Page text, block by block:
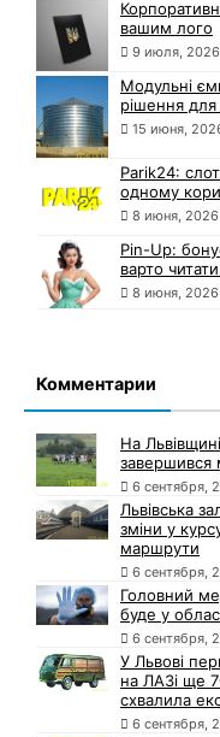
вашим лого
9 июля, 2026
Модульні
рішення для
15 июня,
Parik24:
одному
8 июня, 2026
Pin-Up:
варто
8 июня, 2026
Комментарии
На
6 сентября,
Львівська
зміни у
маршрути
6 сентября,
Головний
буде у
6 сентября,
У Львові
на ЛАЗі ще
схвалила
6 сентября,